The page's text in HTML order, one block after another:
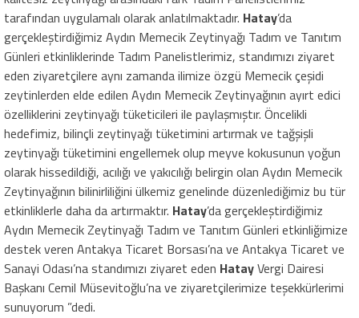
tarafından uygulamalı olarak anlatılmaktadır. Hatay’da
gerçekleştirdiğimiz Aydın Memecik Zeytinyağı Tadım ve Tanıtım
Günleri etkinliklerinde Tadım Panelistlerimiz, standımızı ziyaret
eden ziyaretçilere aynı zamanda ilimize özgü Memecik çeşidi
zeytinlerden elde edilen Aydın Memecik Zeytinyağının ayırt edici
özelliklerini zeytinyağı tüketicileri ile paylaşmıştır. Öncelikli
hedefimiz, bilinçli zeytinyağı tüketimini artırmak ve tağşişli
zeytinyağı tüketimini engellemek olup meyve kokusunun yoğun
olarak hissedildiği, acılığı ve yakıcılığı belirgin olan Aydın Memecik
Zeytinyağının bilinirliliğini ülkemiz genelinde düzenlediğimiz bu tür
etkinliklerle daha da artırmaktır. Hatay’da gerçekleştirdiğimiz
Aydın Memecik Zeytinyağı Tadım ve Tanıtım Günleri etkinliğimize
destek veren Antakya Ticaret Borsası’na ve Antakya Ticaret ve
Sanayi Odası’na standımızı ziyaret eden HatayVergi Dairesi
Başkanı Cemil Müsevitoğlu’na ve ziyaretçilerimize teşekkürlerimi
sunuyorum ”dedi.